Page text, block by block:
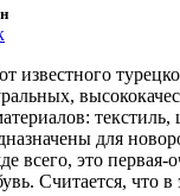
известного
текстиль,
для
всего, это первая-
Считается, что в